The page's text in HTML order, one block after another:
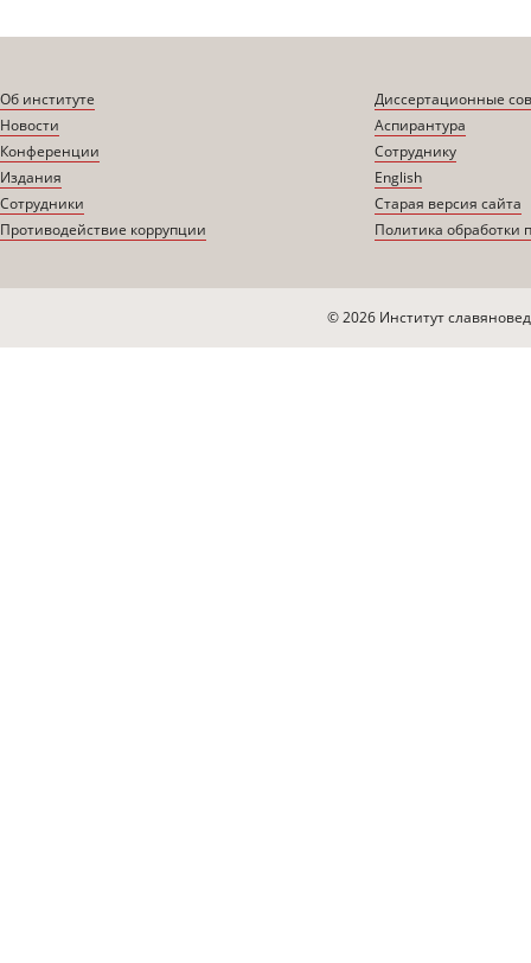
Об институте
Новости
Конференции
Издания
Сотрудники
Противодействие коррупции
Диссертационные
Аспирантура
Сотруднику
English
Старая версия сайта
Политика обработки
© 2026 Институт